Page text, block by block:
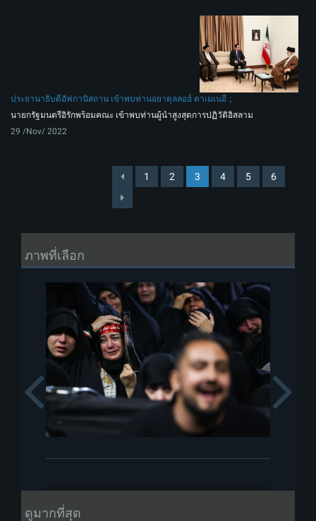
ประธานาธิบดีอัฟกานิสถาน เข้าพบท่านอยาตุลลอฮ์ คาเมเนอี
นายกรัฐมนตรีอิรักพร้อมคณะ เข้าพบท่านผู้นำสูงสุดการปฏิวัติอิสลาม
29 /Nov/ 2022
1 2 3 4 5 6
ภาพที่เลือก
Previous
ดูมากที่สุด